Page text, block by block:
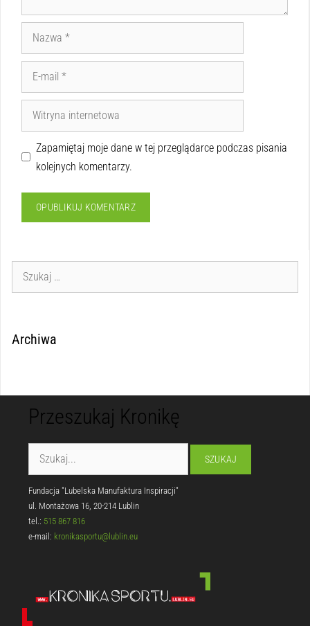
Zapamiętaj moje dane w tej przeglądarce podczas pisania
kolejnych komentarzy.
Archiwa
Przeszukaj Kronikę
Fundacja "Lubelska Manufaktura Inspiracji"
ul. Montażowa 16, 20-214 Lublin
tel.: 515 867 816
e-mail: kronikasportu@lublin.eu